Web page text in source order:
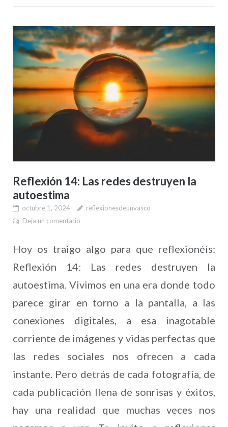
Reflexión 14: Las redes destruyen la
autoestima
octubre 1, 2024
reflexionesdeunvasco
Deja un comentario
Hoy os traigo algo para que reflexionéis:
Reflexión 14: Las redes destruyen la
autoestima. Vivimos en una era donde todo
parece girar en torno a la pantalla, a las
conexiones digitales, a esa inagotable
corriente de imágenes y vidas perfectas que
las redes sociales nos ofrecen a cada
instante. Pero detrás de cada fotografía, de
cada publicación llena de sonrisas y éxitos,
hay una realidad que muchas veces nos